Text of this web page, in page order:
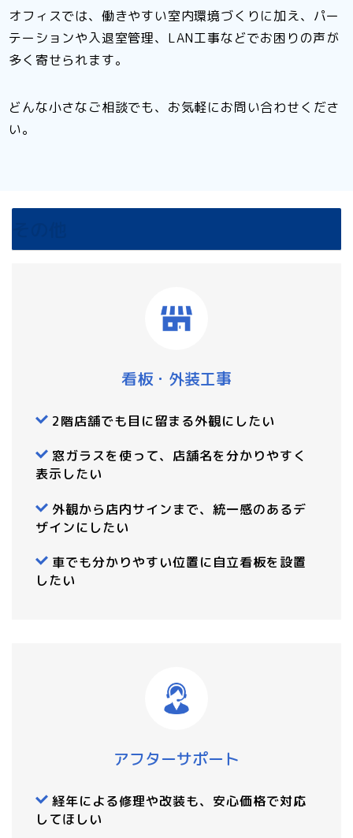
オフィスでは、働きやすい室内環境づくりに加え、パー
テーションや入退室管理、LAN工事などでお困りの声が
多く寄せられます。
どんな小さなご相談でも、お気軽にお問い合わせくださ
い。
看板・外装工事
2階店舗でも目に留まる外観にしたい
窓ガラスを使って、店舗名を分かりやすく
表示したい
外観から店内サインまで、統一感のあるデ
ザインにしたい
車でも分かりやすい位置に自立看板を設置
したい
アフターサポート
経年による修理や改装も、安心価格で対応
してほしい